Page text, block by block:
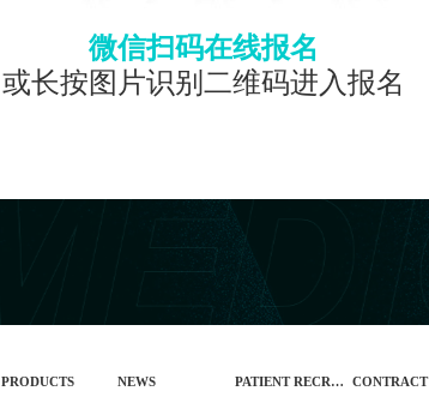
微信扫码在线报名
或长按图片识别二维码进入报名
PRODUCTS NEWS PATIENT RECRUITMENT CONTRACT